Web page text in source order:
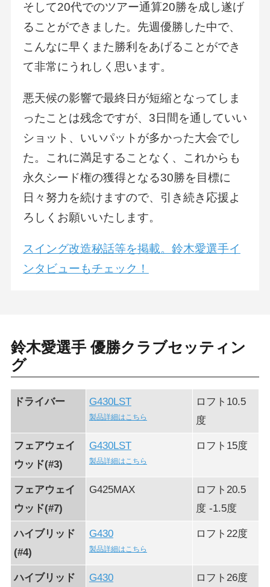
そして20代でのツアー通算20勝を成し遂げ
ることができました。先週優勝した中で、
こんなに早くまた勝利をあげることができ
て非常にうれしく思います。
悪天候の影響で最終日が短縮となってしま
ったことは残念ですが、3日間を通していい
ショット、いいパットが多かった大会でし
た。これに満足することなく、これからも
永久シード権の獲得となる30勝を目標に
日々努力を続けますので、引き続き応援よ
ろしくお願いいたします。
スイング改造秘話等を掲載。鈴木愛選手イ
ンタビューもチェック！
鈴木愛選手 優勝クラブセッティン
グ
ドライバー G430LST
製品詳細はこちら
ロフト10.5
度
フェアウェイ
ウッド(#3)
G430LST
製品詳細はこちら
ロフト15度
フェアウェイ
ウッド(#7)
G425MAX
ロフト20.5
度 -1.5度
ハイブリッド
(#4)
G430
製品詳細はこちら
ロフト22度
ハイブリッド G430 ロフト26度